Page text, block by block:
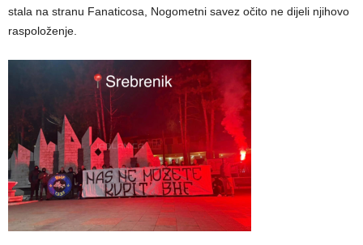
stala na stranu Fanaticosa, Nogometni savez očito ne dijeli njihovo
raspoloženje.